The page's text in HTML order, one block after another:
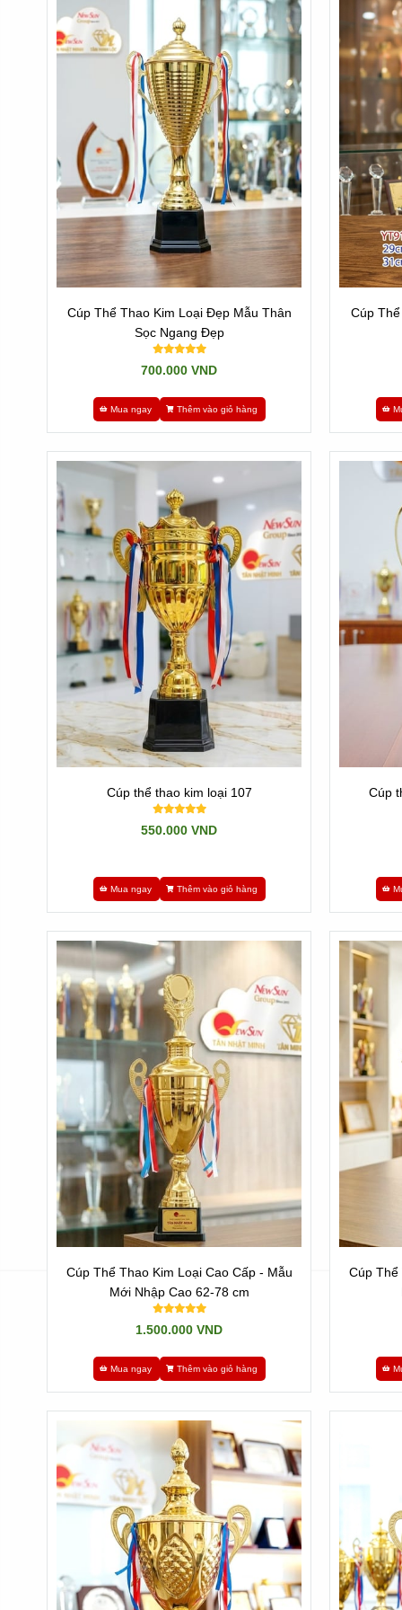
Cúp Thể Thao Kim Loại Đẹp Mẫu Thân
Sọc Ngang Đẹp
700.000 VND
Mua ngay Thêm vào giỏ hàng
Cúp
Cúp thể thao kim loại 107
550.000 VND
Mua ngay Thêm vào giỏ hàng
Cúp
Cúp Thể Thao Kim Loại Cao Cấp - Mẫu
Mới Nhập Cao 62-78 cm
1.500.000 VND
Mua ngay Thêm vào giỏ hàng
Cúp Thể